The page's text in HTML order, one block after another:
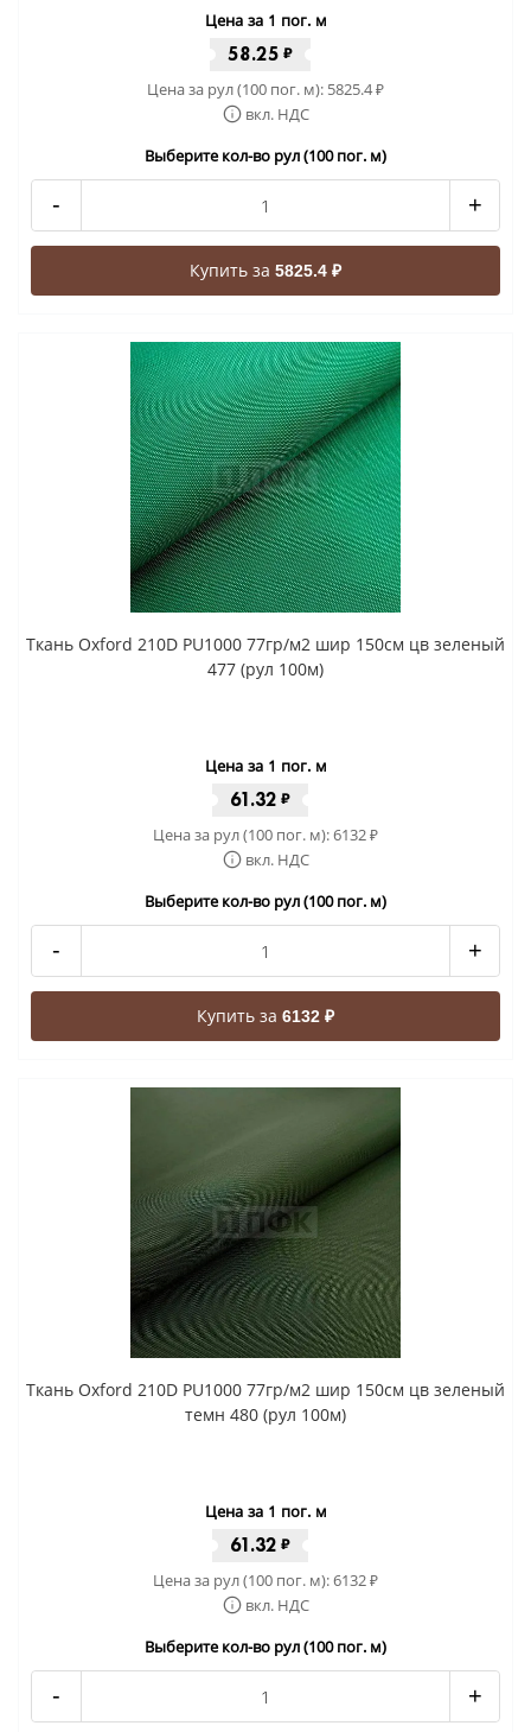
Цена за 1 пог. м
58.25 ₽
Цена за рул (100 пог. м): 5825.4₽
вкл. НДС
Выберите кол-во рул (100 пог. м)
- +
Купить за 5825.4 ₽
Ткань Oxford 210D PU1000 77гр/м2 шир 150см цв зеленый
477 (рул 100м)
Цена за 1 пог. м
61.32 ₽
Цена за рул (100 пог. м):6132₽
вкл. НДС
Выберите кол-во рул (100 пог. м)
- +
Купить за 6132 ₽
Ткань Oxford 210D PU1000 77гр/м2 шир 150см цв зеленый
темн 480 (рул 100м)
Цена за 1 пог. м
61.32 ₽
Цена за рул (100 пог. м):6132₽
вкл. НДС
Выберите кол-во рул (100 пог. м)
- +